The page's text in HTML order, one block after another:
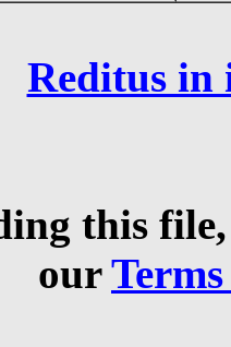
Reditus in
this
our